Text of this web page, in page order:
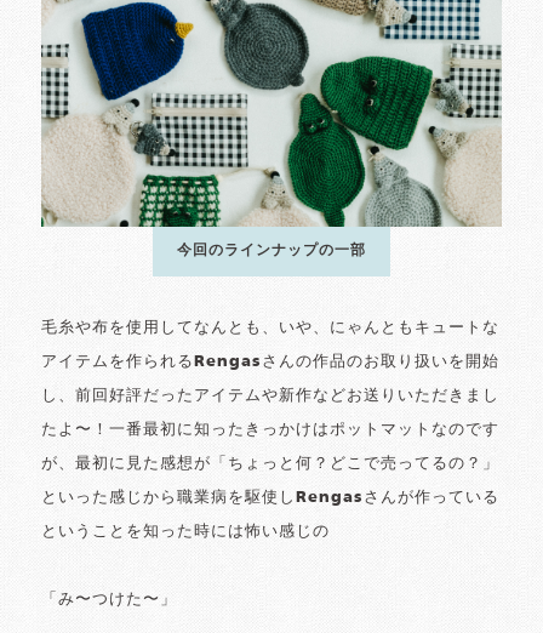
今回のラインナップの一部
毛糸や布を使用してなんとも、いや、にゃんともキュートな
アイテムを作られるRengasさんの作品のお取り扱いを開始
し、前回好評だったアイテムや新作などお送りいただきまし
たよ〜！一番最初に知ったきっかけはポットマットなのです
が、最初に見た感想が「ちょっと何？どこで売ってるの？」
といった感じから職業病を駆使しRengasさんが作っている
ということを知った時には怖い感じの
「み〜つけた〜」